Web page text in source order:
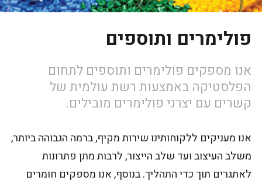
פולימרים ותוספים
אנו מספקים פולימרים ותוספים לתחום
הפלסטיקה באמצעות רשת עולמית של
קשרים עם יצרני פולימרים מובילים.
אנו מעניקים ללקוחותינו שירות מקיף, ברמה הגבוהה ביותר,
משלב העיצוב ועד שלב הייצור, לרבות מתן פתרונות
לאתגרים תוך כדי התהליך. בנוסף, אנו מספקים חומרים